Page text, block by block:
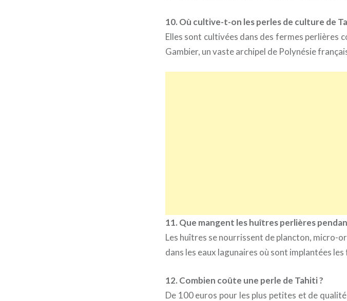
10. Où cultive-t-on les perles de culture de
Elles sont cultivées dans des fermes perlières
Gambier, un vaste archipel de Polynésie
11. Que mangent les huîtres perlières
Les huîtres se nourrissent de plancton,
dans les eaux lagunaires où sont implantées
12. Combien coûte une perle de Tahiti ?
De 100 euros pour les plus petites et de